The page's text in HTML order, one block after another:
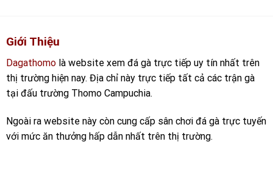
Giới Thiệu
Dagathomo là website xem đá gà trực tiếp uy tín nhất trên
thị trường hiện nay. Địa chỉ này trực tiếp tất cả các trận gà
tại đấu trường Thomo Campuchia.
Ngoài ra website này còn cung cấp sân chơi đá gà trực tuyến
với mức ăn thưởng hấp dẫn nhất trên thị trường.